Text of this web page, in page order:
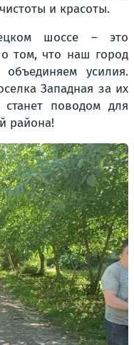
и красоты.
шоссе – это
том, что наш город
усилия.
Западная за их
поводом для
района!